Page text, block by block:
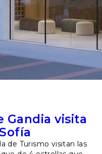
Gandia visita
de Turismo visitan las